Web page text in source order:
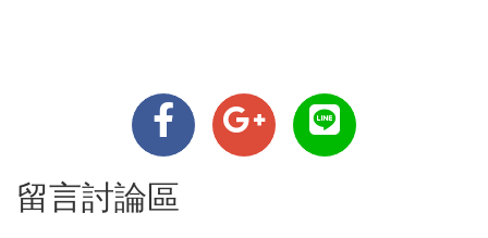
留言討論區